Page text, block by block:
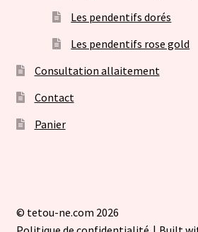
Les pendentifs dorés
Les pendentifs rose gold
Consultation allaitement
Contact
Panier
© tetou-ne.com 2026